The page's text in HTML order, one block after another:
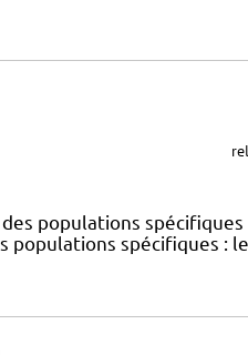
populations spécifiques
spécifiques :